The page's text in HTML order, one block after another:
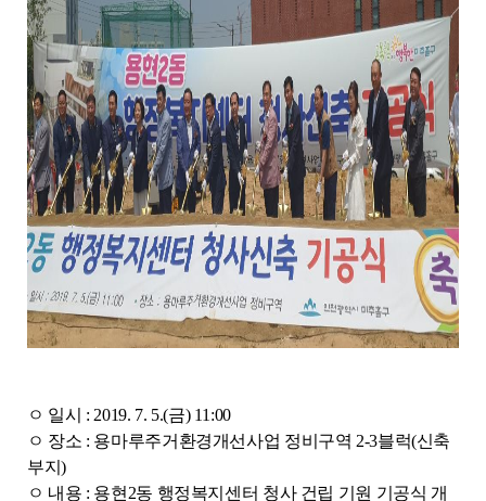
ㅇ 일시 : 2019. 7. 5.(금) 11:00
ㅇ 장소 : 용마루주거환경개선사업 정비구역 2-3블럭(신축
부지)
ㅇ 내용 : 용현2동 행정복지센터 청사 건립 기원 기공식 개